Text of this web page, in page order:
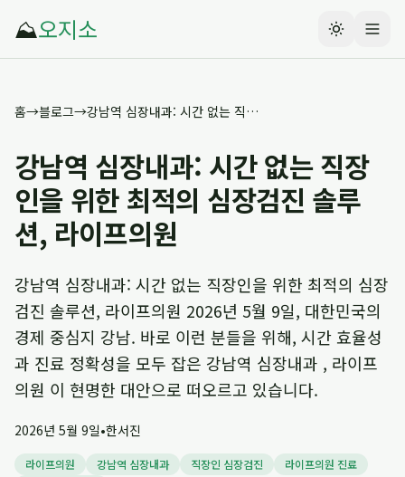
⛰️오지소
홈→블로그→ 강남역 심장내과: 시간 없는 직장인을 위한 최적의 심장검진 솔루션, 라이프의원
강남역 심장내과: 시간 없는 직장
인을 위한 최적의 심장검진 솔루
션, 라이프의원
강남역 심장내과: 시간 없는 직장인을 위한 최적의 심장
검진 솔루션, 라이프의원 2026년 5월 9일, 대한민국의
경제 중심지 강남. 바로 이런 분들을 위해, 시간 효율성
과 진료 정확성을 모두 잡은 강남역 심장내과 , 라이프
의원 이 현명한 대안으로 떠오르고 있습니다.
2026년 5월 9일•한서진
라이프의원 강남역 심장내과 직장인 심장검진
라이프의원 진료